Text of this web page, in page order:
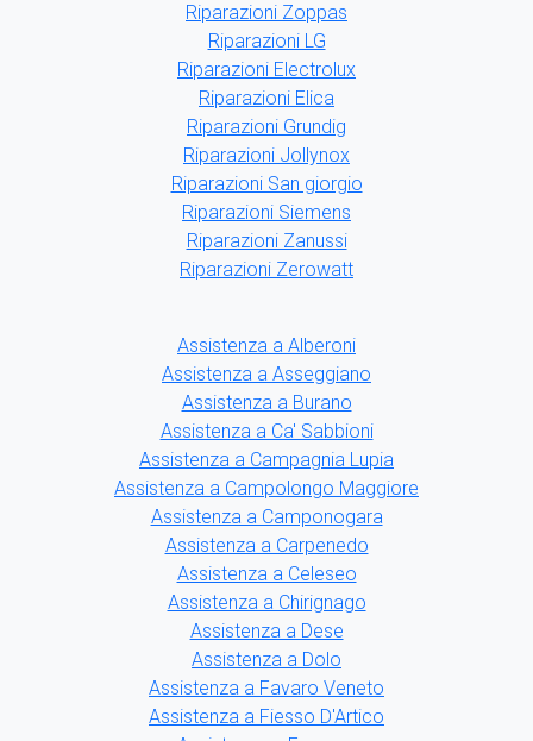
Riparazioni Zoppas
Riparazioni LG
Riparazioni Electrolux
Riparazioni Elica
Riparazioni Grundig
Riparazioni Jollynox
Riparazioni San giorgio
Riparazioni Siemens
Riparazioni Zanussi
Riparazioni Zerowatt
Assistenza a Alberoni
Assistenza a Asseggiano
Assistenza a Burano
Assistenza a Ca' Sabbioni
Assistenza a Campagnia Lupia
Assistenza a Campolongo Maggiore
Assistenza a Camponogara
Assistenza a Carpenedo
Assistenza a Celeseo
Assistenza a Chirignago
Assistenza a Dese
Assistenza a Dolo
Assistenza a Favaro Veneto
Assistenza a Fiesso D'Artico